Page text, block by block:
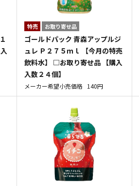
特売 お取り寄せ品
ゴールドパック 青森アップルジ
ュレ Ｐ２７５ｍｌ 【今月の特売
飲料水】 □お取り寄せ品 【購入
入数２４個】
メーカー希望小売価格 140円